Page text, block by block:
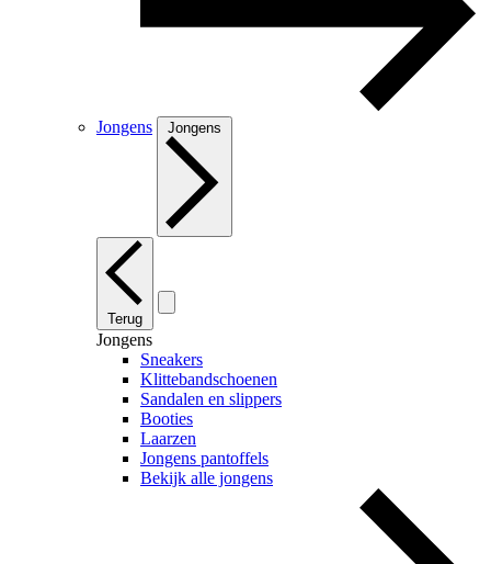
Jongens Jongens
Terug
Jongens
Sneakers
Klittebandschoenen
Sandalen en slippers
Booties
Laarzen
Jongens pantoffels
Bekijk alle jongens